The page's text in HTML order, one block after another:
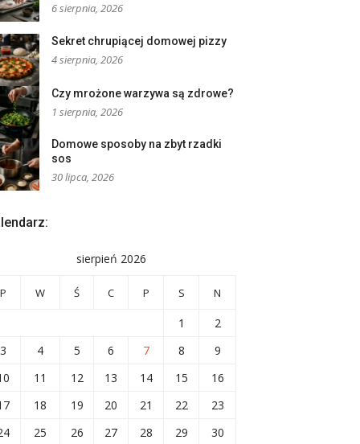
6 sierpnia, 2026
Sekret chrupiącej domowej pizzy
4 sierpnia, 2026
Czy mrożone warzywa są zdrowe?
1 sierpnia, 2026
Domowe sposoby na zbyt rzadki
sos
30 lipca, 2026
sierpień 2026
P W Ś C P S N
1
2
3
4 5 6 7 8
9
11 12 13 14 15
16
18 19 20 21 22
23
25 26 27 28 29
30